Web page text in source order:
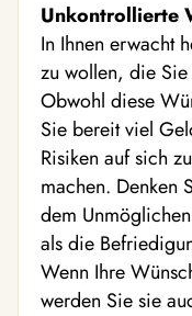
Unkontrollierte
In Ihnen erwacht
zu wollen, die
Obwohl diese
Sie bereit viel
Risiken auf sich
machen. Denken
dem
als die
Wenn Ihre
werden Sie sie